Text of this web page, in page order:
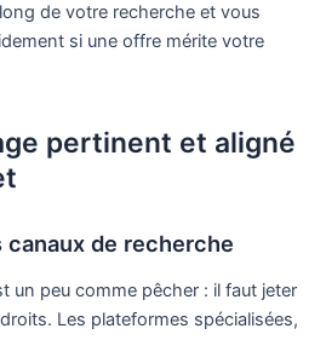
de votre recherche et vous
si une offre mérite votre
pertinent et aligné
de recherche
un peu comme pêcher : il faut jeter
Les plateformes spécialisées,